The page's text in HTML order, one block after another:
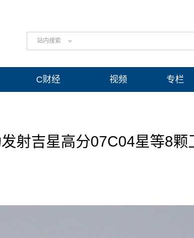
站内搜索
C财经 视频 专栏
射吉星高分07C04星等8颗